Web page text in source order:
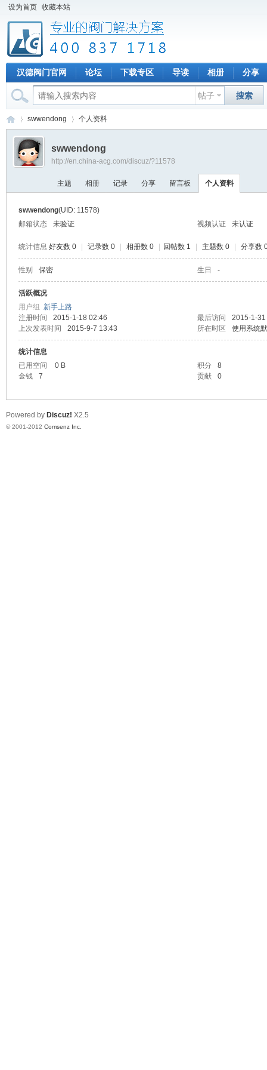
设为首页 收藏本站
汉德阀门官网 论坛 下载专区 导读 相册 分享
帖子 搜索
›
swwendong 个人资料
swwendong
http://en.china-acg.com/discuz/?11578
主题 相册 记录 分享 留言板 个人资料
swwendong(UID: 11578)
邮箱状态
未验证 视频认证 未认证
统计信息 好友数 0 记录数 0 相册数 0 回帖数 1 主题数 0 分享数
性别 保密 生日 -
活跃概况
用户组 新手上路
注册时间
2015-1-18 02:46 最后访问
2015-1-
上次发表时间
2015-9-7 13:43 所在时区 使用系统
统计信息
已用空间
0 B 积分
8
金钱
7 贡献 0
Powered by Discuz! X2.5
© 2001-2012 Comsenz Inc.